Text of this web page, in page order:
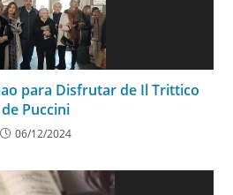
para Disfrutar de Il Trittico
de Puccini
06/12/2024